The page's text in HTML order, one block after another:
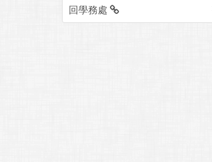
回學務處